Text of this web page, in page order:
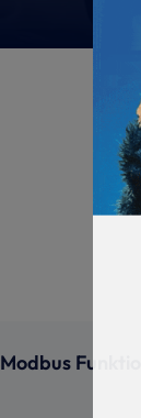
Modbus Funktion